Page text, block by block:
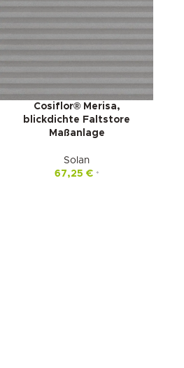
Cosiflor® Merisa,
blickdichte Faltstore
Maßanlage
Solan
67,25 € *